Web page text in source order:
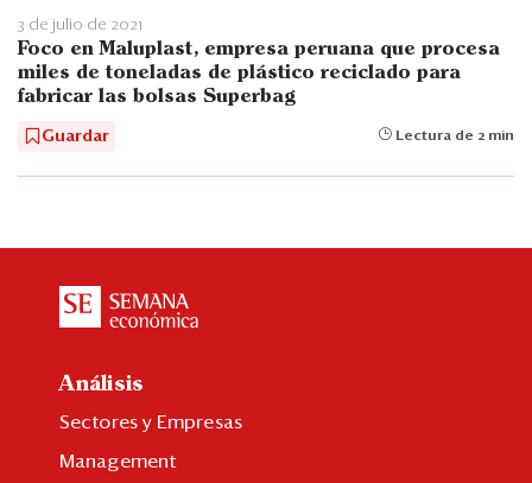
3 de julio de 2021
Foco en Maluplast, empresa peruana que procesa
miles de toneladas de plástico reciclado para
fabricar las bolsas Superbag
Guardar Lectura de 2 min
Análisis
Sectores y Empresas
Management